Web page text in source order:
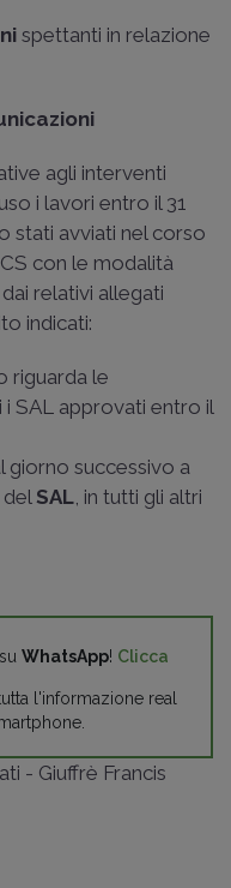
spettanti in relazione
agli interventi
i lavori entro il 31
stati avviati nel corso
con le modalità
relativi allegati
indicati:
riguarda le
SAL approvati entro il
giorno successivo a
SAL , in tutti gli altri
WhatsApp! Clicca
l'informazione real
- Giuffrè Francis